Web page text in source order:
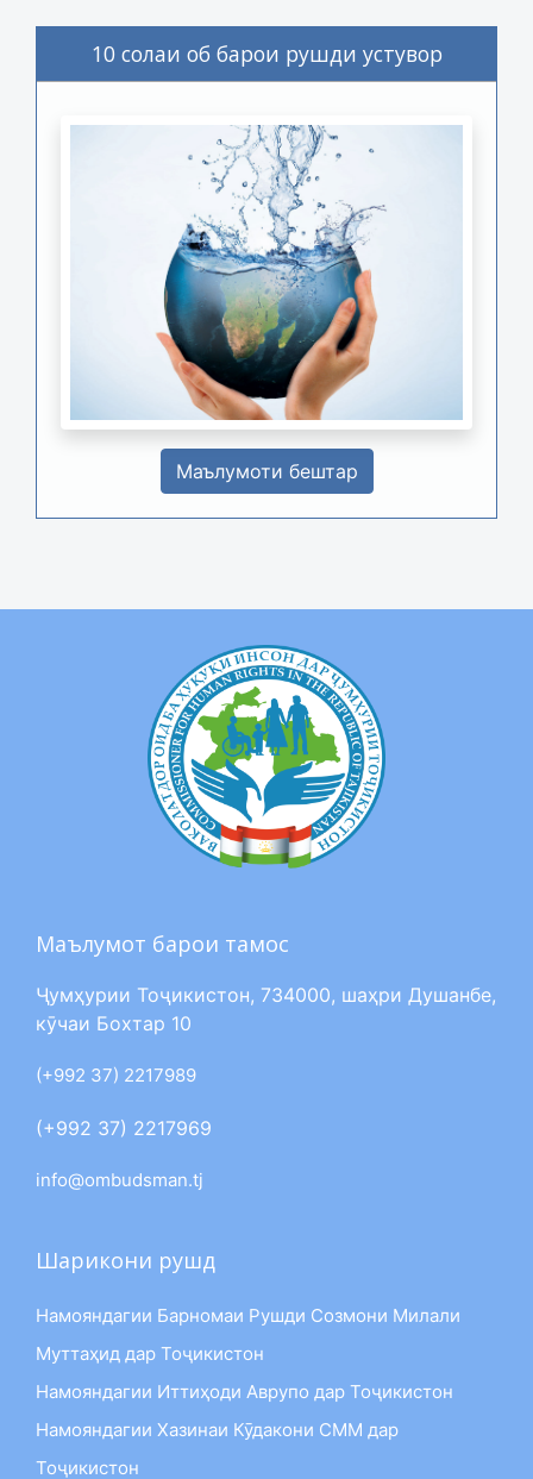
10 солаи об барои рушди устувор
Маълумоти бештар
Маълумот барои тамос
Ҷумҳурии Тоҷикистон, 734000, шаҳри Душанбе,
кӯчаи Бохтар 10
(+992 37) 2217989
(+992 37) 2217969
info@ombudsman.tj
Шарикони рушд
Намояндагии Барномаи Рушди Созмони Милали
Муттаҳид дар Тоҷикистон
Намояндагии Иттиҳоди Аврупо дар Тоҷикистон
Намояндагии Хазинаи Кӯдакони СММ дар
Тоҷикистон